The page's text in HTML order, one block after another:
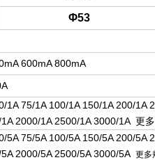
Φ53
600mA 800mA
1A 75/1A 100/1A 150/1A 200/1A
2000/1A 2500/1A 3000/1A 更
5A 75/5A 100/5A 150/5A 200/5A
2000/5A 2500/5A 3000/5A 更多